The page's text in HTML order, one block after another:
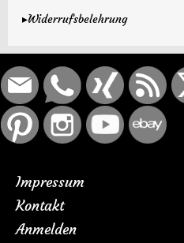
▸Widerrufsbelehrung
Impressum
Kontakt
Anmelden